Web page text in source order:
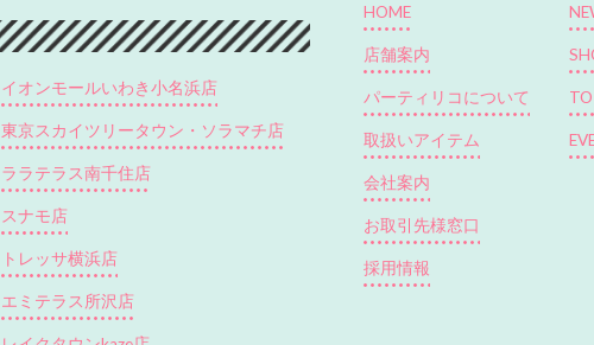
イオンモールいわき小名浜店
東京スカイツリータウン・ソラマチ店
ララテラス南千住店
スナモ店
トレッサ横浜店
エミテラス所沢店
HOME
店舗案内
パーティリコについて
取扱いアイテム
会社案内
お取引先様窓口
採用情報